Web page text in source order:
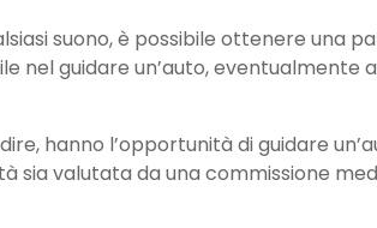
suono, è possibile ottenere una
nel guidare un’auto, eventualmente
hanno l’opportunità di guidare
sia valutata da una commissione